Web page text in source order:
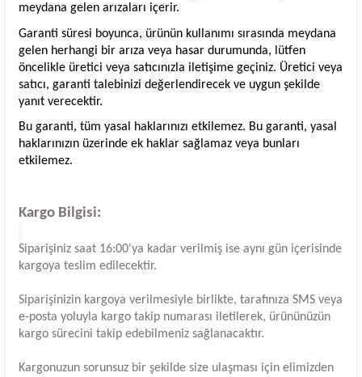
meydana gelen arızaları içerir.
Garanti süresi boyunca, ürünün kullanımı sırasında meydana
gelen herhangi bir arıza veya hasar durumunda, lütfen
öncelikle üretici veya satıcınızla iletişime geçiniz. Üretici veya
satıcı, garanti talebinizi değerlendirecek ve uygun şekilde
yanıt verecektir.
Bu garanti, tüm yasal haklarınızı etkilemez. Bu garanti, yasal
haklarınızın üzerinde ek haklar sağlamaz veya bunları
etkilemez.
Kargo Bilgisi:
Siparişiniz saat 16:00'ya kadar verilmiş ise aynı gün içerisinde
kargoya teslim edilecektir.
Siparişinizin kargoya verilmesiyle birlikte, tarafınıza SMS veya
e-posta yoluyla kargo takip numarası iletilerek, ürününüzün
kargo sürecini takip edebilmeniz sağlanacaktır.
Kargonuzun sorunsuz bir şekilde size ulaşması için elimizden